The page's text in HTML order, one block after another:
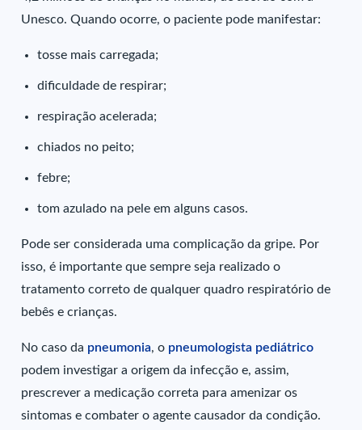
Unesco. Quando ocorre, o paciente pode manifestar:
tosse mais carregada;
dificuldade de respirar;
respiração acelerada;
chiados no peito;
febre;
tom azulado na pele em alguns casos.
Pode ser considerada uma complicação da gripe. Por
isso, é importante que sempre seja realizado o
tratamento correto de qualquer quadro respiratório de
bebês e crianças.
No caso da pneumonia, o pneumologista pediátrico
podem investigar a origem da infecção e, assim,
prescrever a medicação correta para amenizar os
sintomas e combater o agente causador da condição.